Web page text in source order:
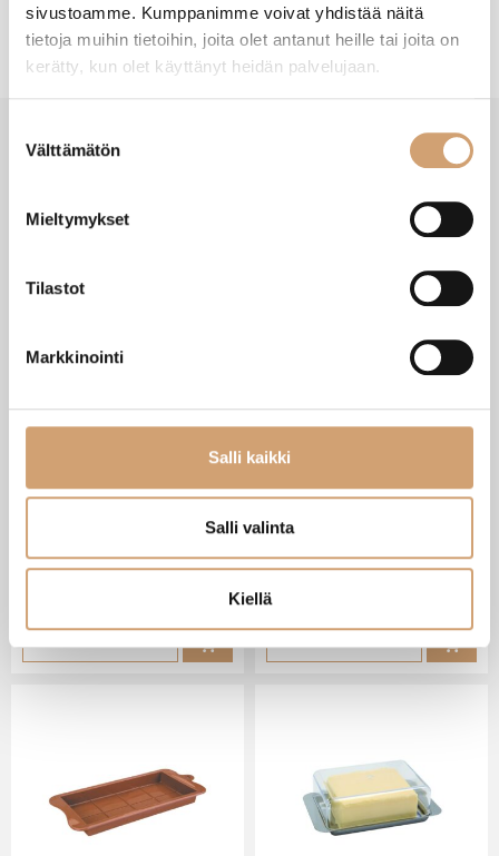
sivustoamme. Kumppanimme voivat yhdistää näitä
tietoja muihin tietoihin, joita olet antanut heille tai joita on
kerätty, kun olet käyttänyt heidän palvelujaan.
valinta
Välttämätön
Mieltymykset
Tilastot
Markkinointi
Salli kaikki
Salli valinta
Kiellä
Heti saatavilla verkkokaupasta
Lue lisää
Heti saatavilla verkkokaupasta
29,90
Lue lisää